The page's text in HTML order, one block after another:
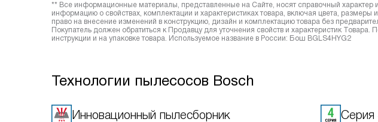
** Все информационные материалы, представленные на Сайте, носят справочный характер
информацию о свойствах, комплектации и характеристиках товара, включая цвета,
право на внесение изменений в конструкцию, дизайн и комплектацию товара без
Покупатель должен обратиться к Продавцу для уточнения свойств и характеристик
инструкции и на упаковке товара. Используемое название в России: Бош BGLS4HYG2
Технологии пылесосов Bosch
Инновационный пылесборник Серия